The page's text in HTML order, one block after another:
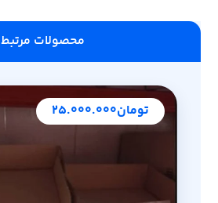
محصولات مرتبط
تومان۲۵.۰۰۰.۰۰۰